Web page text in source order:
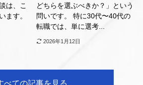
は、こ
ます。
どちらを選ぶべきか？」という
問いです。 特に30代〜40代の
転職では、単に選考...
2026年1月12日
べての記事を見る